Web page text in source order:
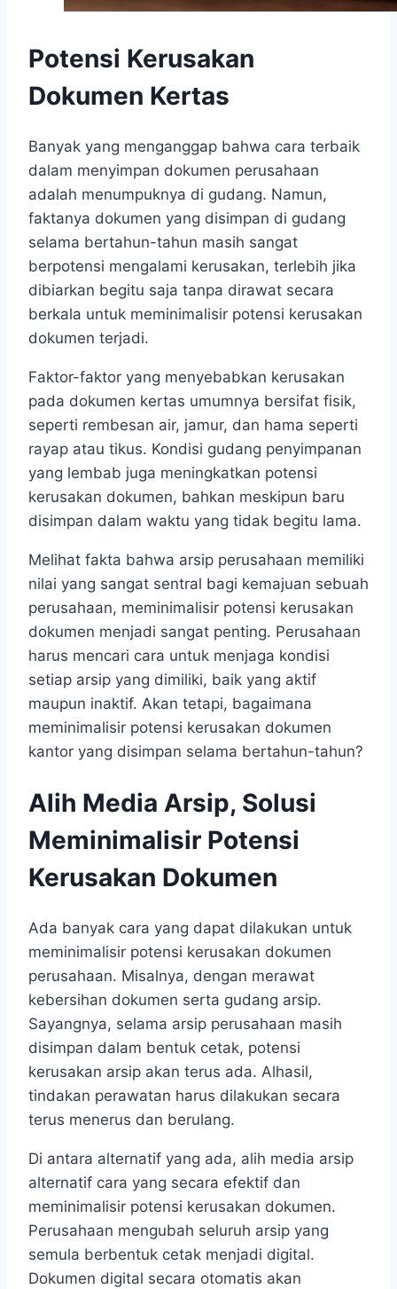
Potensi Kerusakan
Dokumen Kertas
Banyak yang menganggap bahwa cara terbaik
dalam menyimpan dokumen perusahaan
adalah menumpuknya di gudang. Namun,
faktanya dokumen yang disimpan di gudang
selama bertahun-tahun masih sangat
berpotensi mengalami kerusakan, terlebih jika
dibiarkan begitu saja tanpa dirawat secara
berkala untuk meminimalisir potensi kerusakan
dokumen terjadi.
Faktor-faktor yang menyebabkan kerusakan
pada dokumen kertas umumnya bersifat fisik,
seperti rembesan air, jamur, dan hama seperti
rayap atau tikus. Kondisi gudang penyimpanan
yang lembab juga meningkatkan potensi
kerusakan dokumen, bahkan meskipun baru
disimpan dalam waktu yang tidak begitu lama.
Melihat fakta bahwa arsip perusahaan memiliki
nilai yang sangat sentral bagi kemajuan sebuah
perusahaan, meminimalisir potensi kerusakan
dokumen menjadi sangat penting. Perusahaan
harus mencari cara untuk menjaga kondisi
setiap arsip yang dimiliki, baik yang aktif
maupun inaktif. Akan tetapi, bagaimana
meminimalisir potensi kerusakan dokumen
kantor yang disimpan selama bertahun-tahun?
Alih Media Arsip, Solusi
Meminimalisir Potensi
Kerusakan Dokumen
Ada banyak cara yang dapat dilakukan untuk
meminimalisir potensi kerusakan dokumen
perusahaan. Misalnya, dengan merawat
kebersihan dokumen serta gudang arsip.
Sayangnya, selama arsip perusahaan masih
disimpan dalam bentuk cetak, potensi
kerusakan arsip akan terus ada. Alhasil,
tindakan perawatan harus dilakukan secara
terus menerus dan berulang.
Di antara alternatif yang ada, alih media arsip
alternatif cara yang secara efektif dan
meminimalisir potensi kerusakan dokumen.
Perusahaan mengubah seluruh arsip yang
semula berbentuk cetak menjadi digital.
Dokumen digital secara otomatis akan